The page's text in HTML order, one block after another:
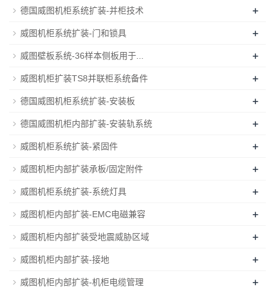
德国威图机柜系统扩装-并柜技术 +
威图机柜系统扩装-门和锁具 +
威图壁板系统-36样本侧板用于... +
威图机柜扩装TS8并联柜系统备件 +
德国威图机柜系统扩装-安装板 +
德国威图机柜内部扩装-安装轨系统 +
威图机柜系统扩装-紧固件 +
威图机柜内部扩装承板/固定附件 +
威图机柜系统扩装-系统灯具 +
威图机柜内部扩装-EMC电磁兼容 +
威图机柜内部扩装受地震威胁区域 +
威图机柜内部扩装-接地 +
威图机柜内部扩装-机柜电缆管理 +